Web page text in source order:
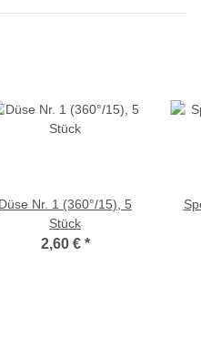
Düse Nr. 1 (360°/15), 5
Stück
2,60 € *